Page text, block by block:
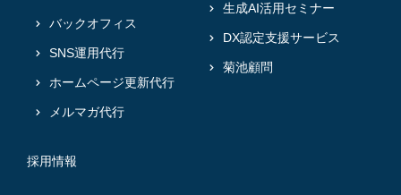
バックオフィス
SNS運用代行
ホームページ更新代行
メルマガ代行
生成AI活用セミナー
DX認定支援サービス
菊池顧問
採用情報